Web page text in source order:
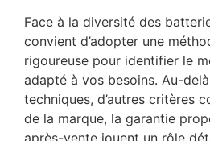
Face à la diversité des
convient d’adopter une
rigoureuse pour identifier le
adapté à vos besoins. Au-
techniques, d’autres critères
de la marque, la garantie
après-vente jouent un rôle